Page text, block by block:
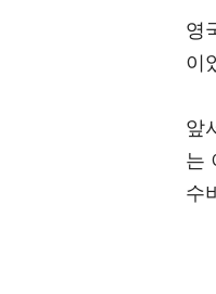
영
이
앞
는
수